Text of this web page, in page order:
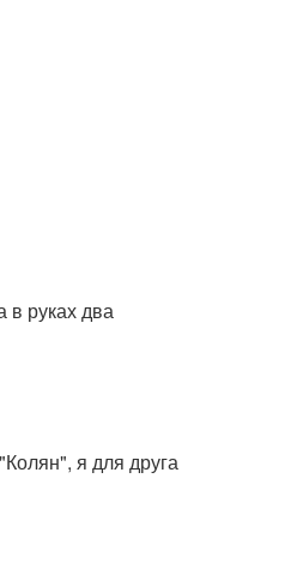
в руках два
я для друга